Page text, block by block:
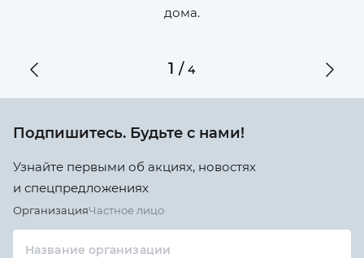
дома.
1 /4
Подпишитесь. Будьте с нами!
Узнайте первыми об акциях, новостях
и спецпредложениях
ОрганизацияЧастное лицо
Название организации